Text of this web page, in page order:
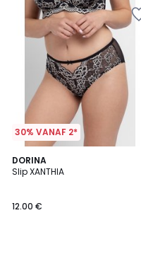
30% VANAF 2*
DORINA
Slip XANTHIA
12.00 €